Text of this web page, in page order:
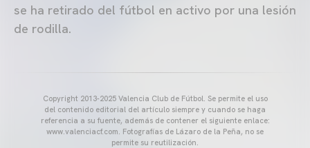
se ha retirado del fútbol en activo por una lesión
de rodilla.
Copyright 2013-2025 Valencia Club de Fútbol. Se permite el uso
del contenido editorial del artículo siempre y cuando se haga
referencia a su fuente, además de contener el siguiente enlace:
www.valenciacf.com. Fotografías de Lázaro de la Peña, no se
permite su reutilización.